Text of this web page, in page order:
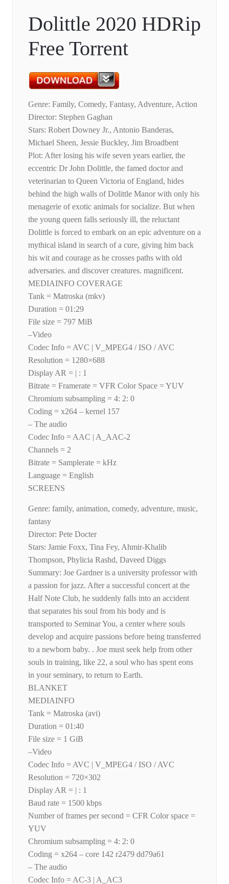
Dolittle 2020 HDRip
Free Torrent
Genre: Family, Comedy, Fantasy, Adventure, Action
Director: Stephen Gaghan
Stars: Robert Downey Jr., Antonio Banderas,
Michael Sheen, Jessie Buckley, Jim Broadbent
Plot: After losing his wife seven years earlier, the
eccentric Dr John Dolittle, the famed doctor and
veterinarian to Queen Victoria of England, hides
behind the high walls of Dolittle Manor with only his
menagerie of exotic animals for socialize. But when
the young queen falls seriously ill, the reluctant
Dolittle is forced to embark on an epic adventure on a
mythical island in search of a cure, giving him back
his wit and courage as he crosses paths with old
adversaries. and discover creatures. magnificent.
MEDIAINFO COVERAGE
Tank = Matroska (mkv)
Duration = 01:29
File size = 797 MiB
–Video
Codec Info = AVC | V_MPEG4 / ISO / AVC
Resolution = 1280×688
Display AR = | : 1
Bitrate = Framerate = VFR Color Space = YUV
Chromium subsampling = 4: 2: 0
Coding = x264 – kernel 157
– The audio
Codec Info = AAC | A_AAC-2
Channels = 2
Bitrate = Samplerate = kHz
Language = English
SCREENS
Genre: family, animation, comedy, adventure, music,
fantasy
Director: Pete Docter
Stars: Jamie Foxx, Tina Fey, Ahmir-Khalib
Thompson, Phylicia Rashd, Daveed Diggs
Summary: Joe Gardner is a university professor with
a passion for jazz. After a successful concert at the
Half Note Club, he suddenly falls into an accident
that separates his soul from his body and is
transported to Seminar You, a center where souls
develop and acquire passions before being transferred
to a newborn baby. . Joe must seek help from other
souls in training, like 22, a soul who has spent eons
in your seminary, to return to Earth.
BLANKET
MEDIAINFO
Tank = Matroska (avi)
Duration = 01:40
File size = 1 GiB
–Video
Codec Info = AVC | V_MPEG4 / ISO / AVC
Resolution = 720×302
Display AR = | : 1
Baud rate = 1500 kbps
Number of frames per second = CFR Color space =
YUV
Chromium subsampling = 4: 2: 0
Coding = x264 – core 142 r2479 dd79a61
– The audio
Codec Info = AC-3 | A_AC3